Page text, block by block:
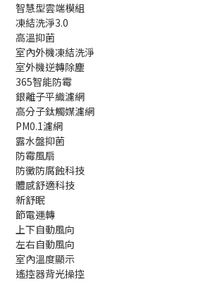
智慧型雲端模組
凍結洗淨3.0
高溫抑菌
室內外機凍結洗淨
室外機逆轉除塵
365智能防霉
銀離子平織濾網
高分子鈦觸媒濾網
PM0.1濾網
露水盤抑菌
防霉風扇
防黴防腐蝕科技
體感舒適科技
新舒眠
節電運轉
上下自動風向
左右自動風向
室內溫度顯示
遙控器背光操控